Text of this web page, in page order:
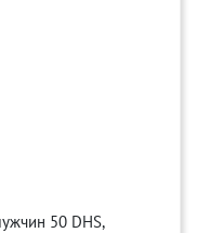
50 DHS,